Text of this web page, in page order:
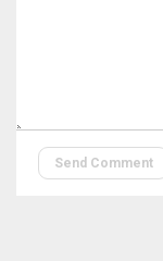
Send Comment